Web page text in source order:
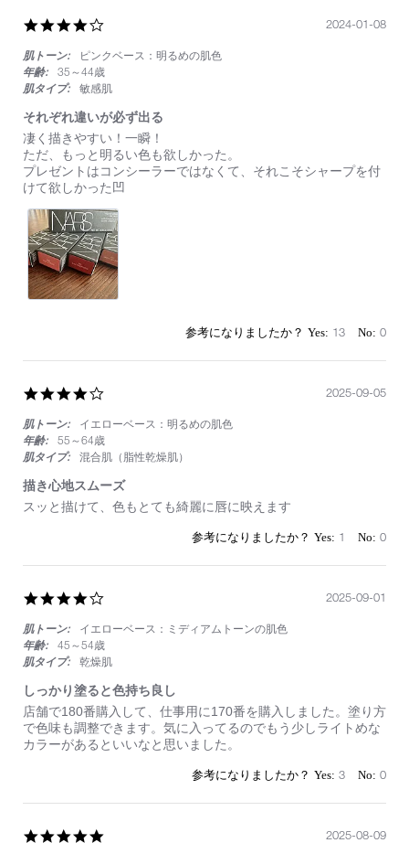
rating
肌トーン:
ピンクベース：明るめの肌色
年齢:
35～44歳
肌タイプ:
敏感肌
それぞれ違いが必ず出る
Review
by
on
8
Jan
2024
review
stating
そ
れ
ぞ
れ
違
い
が
必
ず
凄く描きやすい！一瞬！
ただ、もっと明るい色も欲しかった。
プレゼントはコンシーラーではなくて、それこそシャープを付
けて欲しかった凹
2024-01-08
13 0
rating
肌トーン:
イエローベース：明るめの肌色
年齢:
55～64歳
肌タイプ:
混合肌（脂性乾燥肌）
描き心地スムーズ
Review
Sep
review
心
ス
ー
ズ
スッと描けて、色もとても綺麗に唇に映えます
2025-09-05
1 0
rating
肌トーン:
イエローベース：ミディアムトーンの肌色
年齢:
45～54歳
肌タイプ:
乾燥肌
しっかり塗ると色持ち良し
Review
by
on
review
stating
し
塗
と
店舗で180番購入して、仕事用に170番を購入しました。塗り方
で色味も調整できます。気に入ってるのでもう少しライトめな
カラーがあるといいなと思いました。
2025-09-01
3 0
2025-08-09